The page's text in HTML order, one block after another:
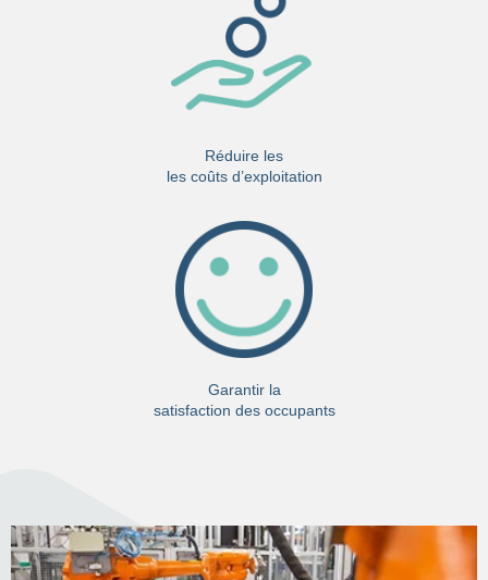
Réduire les
les coûts d’exploitation
Garantir la
satisfaction des occupants